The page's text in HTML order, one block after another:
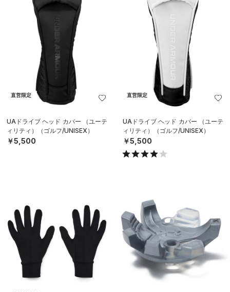
直営限定
UAドライブ ヘッド カバー （ユーテ
ィリティ）（ゴルフ/UNISEX）
￥5,500
直営限定
UAドライブ ヘッド カバー （ユーテ
ィリティ）（ゴルフ/UNISEX）
￥5,500